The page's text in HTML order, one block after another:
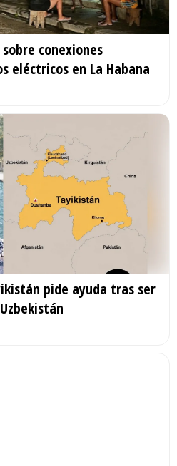
conexiones
eléctricos en La Habana
pide ayuda tras ser